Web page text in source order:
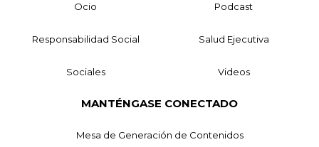
Ocio Podcast
Responsabilidad Social Salud Ejecutiva
Sociales Videos
MANTÉNGASE CONECTADO
Mesa de Generación de Contenidos